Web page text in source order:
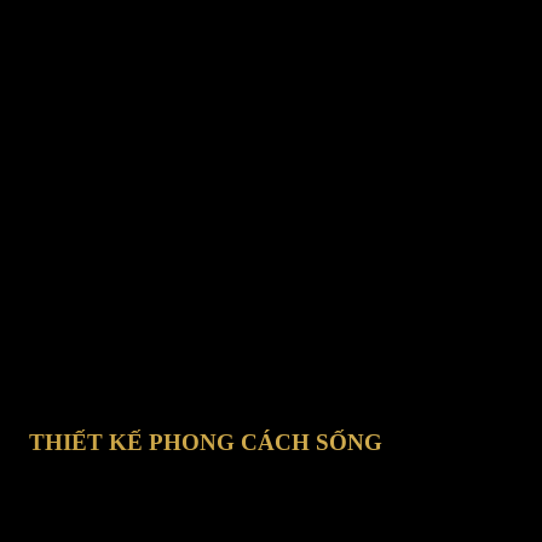
nghiệm giác quan. Công trình của ông dựa trên ý tưởng
lâu dài cho chúng ta.
danh giá bao gồm hai Giải thưởng Thiết kế của Viện
duy nhất của Miami trong 10 năm qua nhận được giải
của ông đã được xuất bản trên hơn 150 ấn phẩm địa
Samuel Kruse năm 2012 của AIA Miami cho Thiết kế và
trong 50 nhà thiết kế quốc tế đại diện cho tương lai của
THIẾT KẾ PHONG CÁCH SỐNG